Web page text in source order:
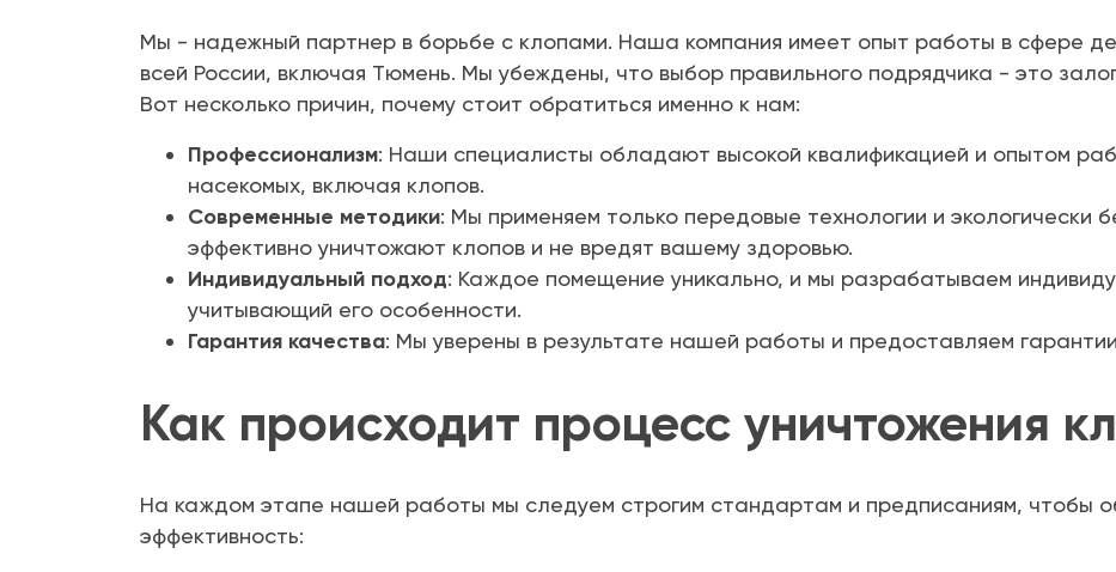
Мы - надежный партнер в борьбе с клопами. Наша компания имеет опыт работы в сфере
всей России, включая Тюмень. Мы убеждены, что выбор правильного подрядчика - это
Вот несколько причин, почему стоит обратиться именно к нам:
Профессионализм: Наши специалисты обладают высокой квалификацией и опытом
насекомых, включая клопов.
Современные методики: Мы применяем только передовые технологии и экологически
эффективно уничтожают клопов и не вредят вашему здоровью.
Индивидуальный подход: Каждое помещение уникально, и мы разрабатываем
учитывающий его особенности.
Гарантия качества: Мы уверены в результате нашей работы и предоставляем
Как происходит процесс уничтожения
На каждом этапе нашей работы мы следуем строгим стандартам и предписаниям, чтобы
эффективность: